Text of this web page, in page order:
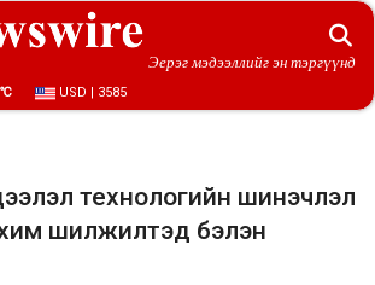
Эерэг мэдээллийг эн тэргүүнд
℃ USD | 3585
технологийн шинэчлэл
шилжилтэд бэлэн